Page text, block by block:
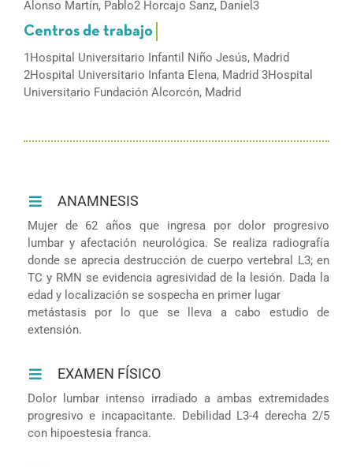
Alonso Martín, Pablo2 Horcajo Sanz, Daniel3
1Hospital Universitario Infantil Niño Jesús, Madrid
2Hospital Universitario Infanta Elena, Madrid 3Hospital
Universitario Fundación Alcorcón, Madrid
ANAMNESIS
Mujer de 62 años que ingresa por dolor progresivo
lumbar y afectación neurológica. Se realiza radiografía
donde se aprecia destrucción de cuerpo vertebral L3; en
TC y RMN se evidencia agresividad de la lesión. Dada la
edad y localización se sospecha en primer lugar
metástasis por lo que se lleva a cabo estudio de
extensión.
EXAMEN FÍSICO
Dolor lumbar intenso irradiado a ambas extremidades
progresivo e incapacitante. Debilidad L3-4 derecha 2/5
con hipoestesia franca.